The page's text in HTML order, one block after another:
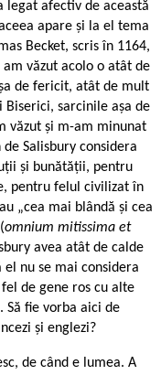
legat afectiv de această
apare și la el tema
Becket, scris în 1164,
văzut acolo o atât de
de fericit, atât de mult
sarcinile așa de
văzut și m-am minunat
Salisbury considera
și bunătății, pentru
pentru felul civilizat în
„cea mai blândă și cea
omnium mitissima et
avea atât de calde
nu se mai considera
de gene ros cu alte
fie vorba aici de
și englezi?
de când e lumea. A